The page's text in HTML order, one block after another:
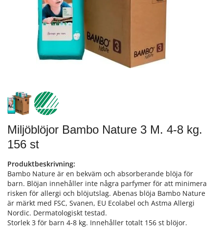
Miljöblöjor Bambo Nature 3 M. 4-8 kg.
156 st
Produktbeskrivning:
Bambo Nature är en bekväm och absorberande blöja för
barn. Blöjan innehåller inte några parfymer för att minimera
risken för allergi och blöjutslag. Abenas blöja Bambo Nature
är märkt med FSC, Svanen, EU Ecolabel och Astma Allergi
Nordic. Dermatologiskt testad.
Storlek 3 för barn 4-8 kg. Innehåller totalt 156 st blöjor.